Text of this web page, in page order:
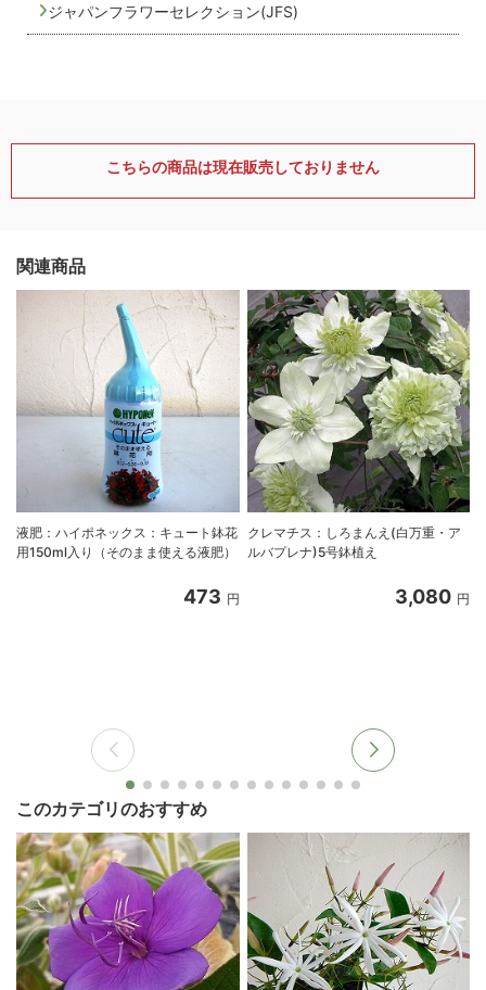
ジャパンフラワーセレクション(JFS)
こちらの商品は現在販売しておりません
関連商品
液肥：ハイポネックス：キュート鉢花
用150ml入り（そのまま使える液肥）
473 円
クレマチス：しろまんえ(白万重・ア
ルバプレナ)5号鉢植え
3,080 円
このカテゴリのおすすめ